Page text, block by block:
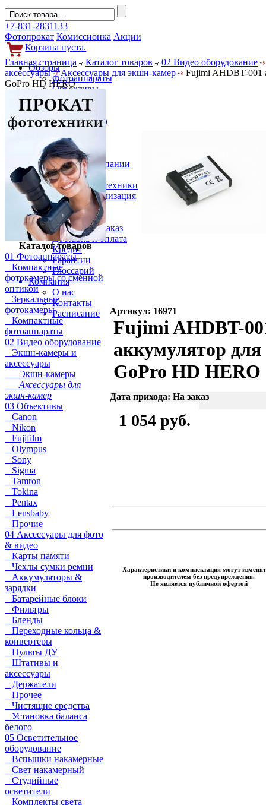
+7-831-2831133
Фотопрокат Комиссионка Акции
Корзина пуста.
Обзоры
Фотоаппараты
Объективы
Фильтры
Новости
Фото и видео
Аксессуары
Слухи
Новости компании
Услуги
Прокат фототехники
Выкуп и реализация
Покупателям
Акции
Как сделать заказ
Доставка и оплата
Кредит
Гарантии
Глоссарий
Компания
О нас
Контакты
Расписание
Главная страница Каталог товаров
02 Видео оборудование
аксессуары
Аксессуары для экшн-камер
Fujimi AHDBT-001
GoPro HD HERO
Каталог товаров
01 Фотоаппараты
Компактные
фотокамеры со сменной
оптикой
Зеркальные
фотокамеры
Компактные
фотоаппараты
02 Видео оборудование
Экшн-камеры и
аксессуары
Экшн-камеры
Аксессуары для
экшн-камер
03 Объективы
Canon
Nikon
Fujifilm
Olympus
Sony
Sigma
Tamron
Tokina
Pentax
Lensbaby
Прочие
04 Аксессуары для фото
& видео
Карты памяти
Чехлы сумки ремни
Аккумуляторы &
зарядки
Батарейные блоки
Фильтры
Бленды
Переходные кольца &
конвертеры
Пульты ДУ
Штативы и
аксессуары
Держатели
Прочее
Чистящие средства
Установка баланса
белого
05 Осветительное
оборудование
Вспышки накамерные
Свет накамерный
Студийные
осветители
Комплекты света
Артикул: 16971
Fujimi AHDBT-
аккумулятор для
GoPro HD HERO
Дата прихода: На заказ
1 054 руб.
Характеристики и комплектация могут
производителем без предупреждения.
Не является публичной офертой